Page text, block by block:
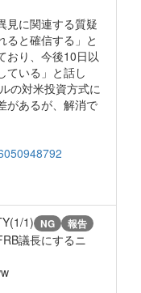
見に関連する質疑
ると確信する」と
おり、今後10日以
ている」と話し
の対米投資方式に
があるが、解消で
1) NG 報告
議長にするニ